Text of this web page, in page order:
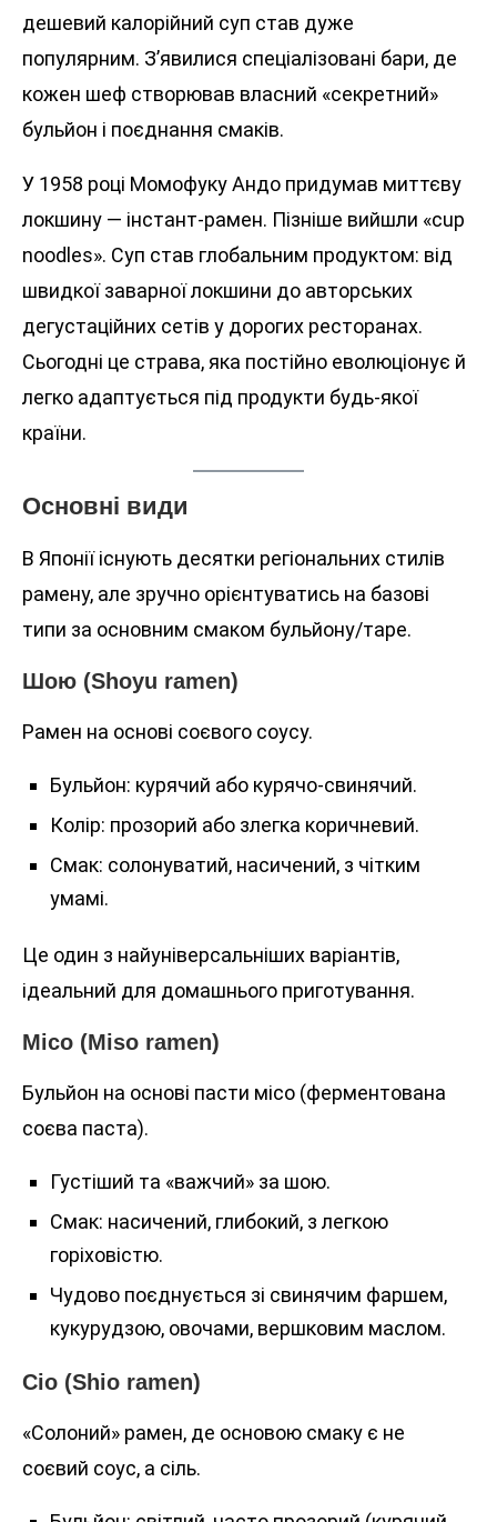
дешевий калорійний суп став дуже
популярним. З’явилися спеціалізовані бари, де
кожен шеф створював власний «секретний»
бульйон і поєднання смаків.
У 1958 році Момофуку Андо придумав миттєву
локшину — інстант-рамен. Пізніше вийшли «cup
noodles». Суп став глобальним продуктом: від
швидкої заварної локшини до авторських
дегустаційних сетів у дорогих ресторанах.
Сьогодні це страва, яка постійно еволюціонує й
легко адаптується під продукти будь-якої
країни.
Основні види
В Японії існують десятки регіональних стилів
рамену, але зручно орієнтуватись на базові
типи за основним смаком бульйону/таре.
Шою (Shoyu ramen)
Рамен на основі соєвого соусу.
Бульйон: курячий або курячо-свинячий.
Колір: прозорий або злегка коричневий.
Смак: солонуватий, насичений, з чітким
умамі.
Це один з найуніверсальніших варіантів,
ідеальний для домашнього приготування.
Місо (Miso ramen)
Бульйон на основі пасти місо (ферментована
соєва паста).
Густіший та «важчий» за шою.
Смак: насичений, глибокий, з легкою
горіховістю.
Чудово поєднується зі свинячим фаршем,
кукурудзою, овочами, вершковим маслом.
Сіо (Shio ramen)
«Солоний» рамен, де основою смаку є не
соєвий соус, а сіль.